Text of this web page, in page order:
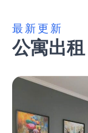
最新更新
公寓出租